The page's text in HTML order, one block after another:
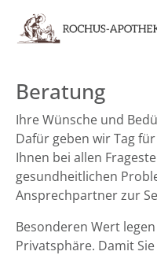
Beratung
Ihre Wünsche und
Dafür geben wir Tag
Ihnen bei allen
gesundheitlichen
Ansprechpartner zur
Besonderen Wert
Privatsphäre. Damit